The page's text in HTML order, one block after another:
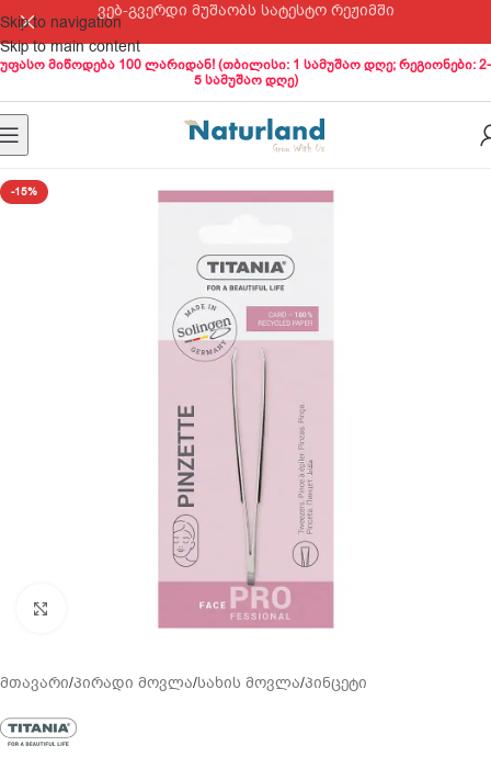
Skip to navigation
Skip to main content
ვებ-გვერდი მუშაობს სატესტო რეჟიმში
უფასო მიწოდება 100 ლარიდან! (თბილისი: 1 სამუშაო დღე; რეგიონები: 2-
5 სამუშაო დღე)
-15%
მთავარი/პირადი მოვლა/სახის მოვლა/პინცეტი